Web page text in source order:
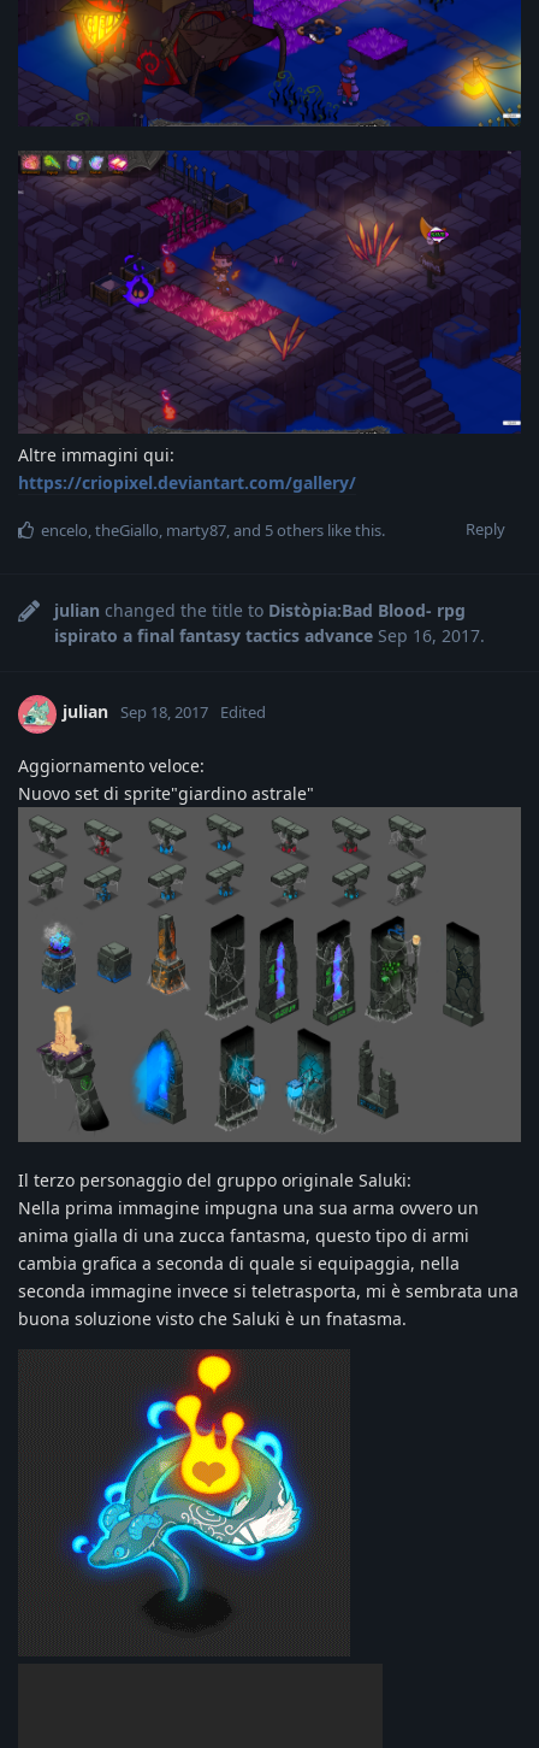
Altre immagini qui:
https://criopixel.deviantart.com/gallery/
Reply
encelo,theGiallo, marty87, and 5others like this.
julian changed the title to Distòpia:Bad Blood- rpg
ispirato a final fantasy tactics advance Sep 16, 2017.
julian Sep 18, 2017 Edited
Aggiornamento veloce:
Nuovo set di sprite"giardino astrale"
Il terzo personaggio del gruppo originale Saluki:
Nella prima immagine impugna una sua arma ovvero un
anima gialla di una zucca fantasma, questo tipo di armi
cambia grafica a seconda di quale si equipaggia, nella
seconda immagine invece si teletrasporta, mi è sembrata una
buona soluzione visto che Saluki è un fnatasma.